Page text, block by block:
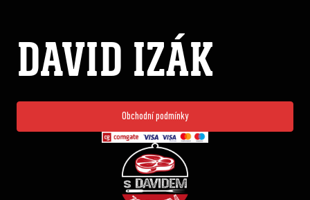
DAVID IZÁK
Obchodní podmínky